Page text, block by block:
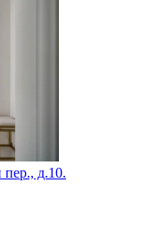
пер., д.10.